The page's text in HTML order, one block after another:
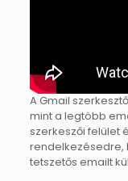
A Gmail
mint a legtöbb
szerkeszői felület
rendelkezésedre,
tetszetős emailt